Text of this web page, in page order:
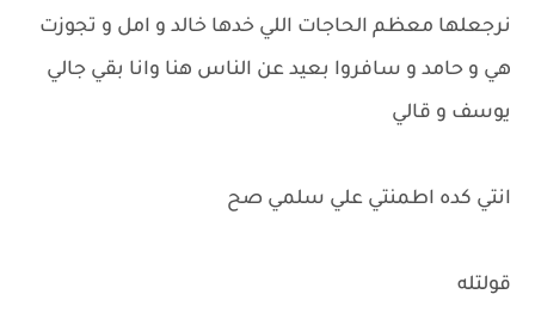
نرجعلها معظم الحاجات اللي خدها خالد و امل و تجوزت
هي و حامد و سافروا بعيد عن الناس هنا وانا بقي جالي
يوسف و قالي
انتي كده اطمنتي علي سلمي صح
قولتله